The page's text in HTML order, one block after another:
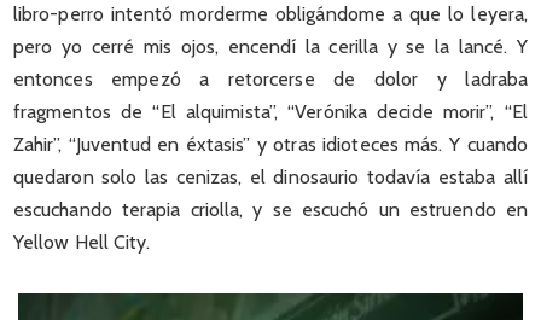
libro-perro intentó morderme obligándome a que lo leyera,
pero yo cerré mis ojos, encendí la cerilla y se la lancé. Y
entonces empezó a retorcerse de dolor y ladraba
fragmentos de “El alquimista”, “Verónika decide morir”, “El
Zahir”, “Juventud en éxtasis” y otras idioteces más. Y cuando
quedaron solo las cenizas, el dinosaurio todavía estaba allí
escuchando terapia criolla, y se escuchó un estruendo en
Yellow Hell City.